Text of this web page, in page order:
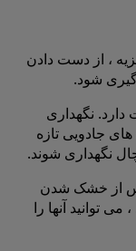
، از دست دادن
شود.
دارد. نگهداری
جادویی تازه
نگهداری شوند.
می توان تا 2-3 سال پس از خشک شدن
توانید آنها را